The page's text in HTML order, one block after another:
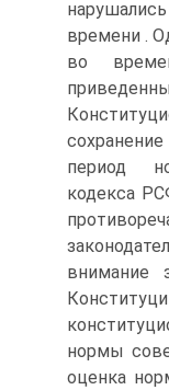
времени .
во
период
кодекса
внимание
нормы
оценка